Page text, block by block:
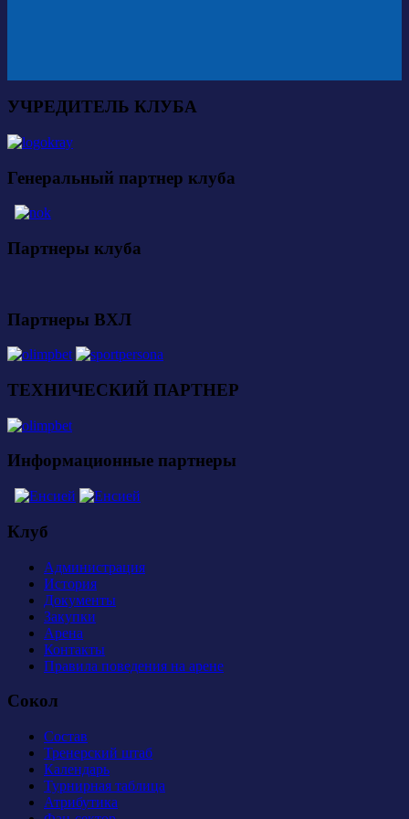
УЧРЕДИТЕЛЬ КЛУБА
Генеральный партнер клуба
Партнеры клуба
Партнеры ВХЛ
ТЕХНИЧЕСКИЙ ПАРТНЕР
Информационные партнеры
Клуб
Администрация
История
Документы
Закупки
Арена
Контакты
Правила поведения на арене
Сокол
Состав
Тренерский штаб
Календарь
Турнирная таблица
Атрибутика